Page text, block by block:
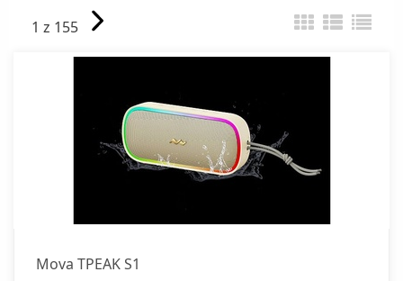
Głośniki przenośne
Wzmacniacze audio
Zestawy głośników
1 z 155
Mova TPEAK S1